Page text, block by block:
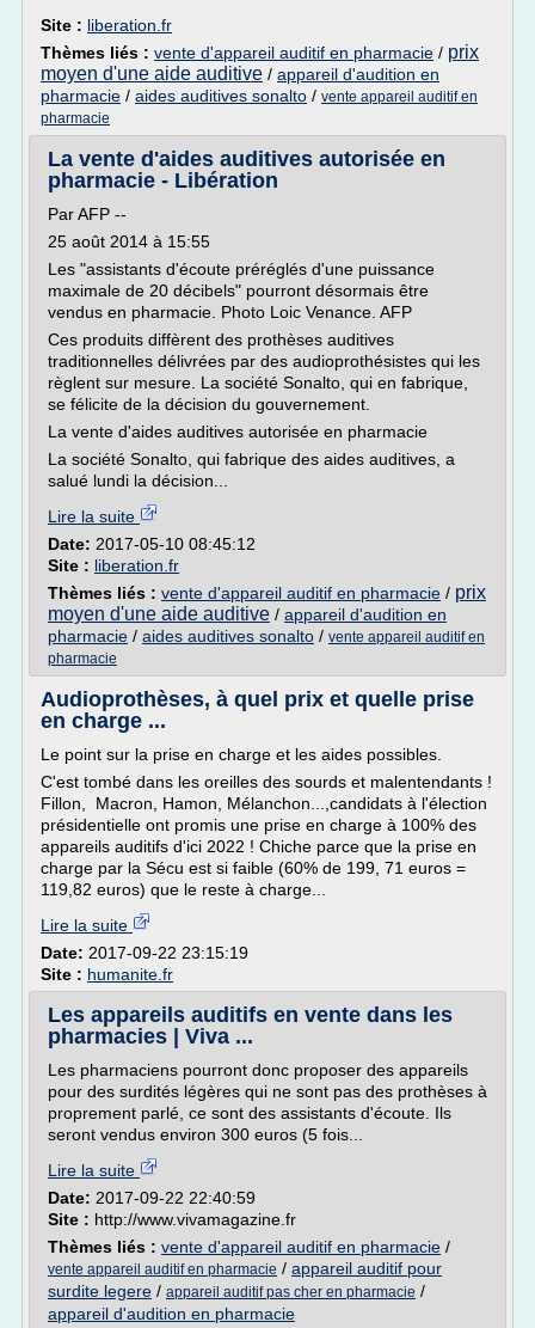
Site : liberation.fr
Thèmes liés : vente d'appareil auditif en pharmacie / prix
moyen d'une aide auditive / appareil d'audition en
pharmacie / aides auditives sonalto / vente appareil auditif en
pharmacie
La vente d'aides auditives autorisée en
pharmacie - Libération
Par AFP --
25 août 2014 à 15:55
Les "assistants d'écoute préréglés d'une puissance
maximale de 20 décibels" pourront désormais être
vendus en pharmacie. Photo Loic Venance. AFP
Ces produits diffèrent des prothèses auditives
traditionnelles délivrées par des audioprothésistes qui les
règlent sur mesure. La société Sonalto, qui en fabrique,
se félicite de la décision du gouvernement.
La vente d'aides auditives autorisée en pharmacie
La société Sonalto, qui fabrique des aides auditives, a
salué lundi la décision...
Lire la suite
Date: 2017-05-10 08:45:12
Site : liberation.fr
Thèmes liés : vente d'appareil auditif en pharmacie / prix
moyen d'une aide auditive / appareil d'audition en
pharmacie / aides auditives sonalto / vente appareil auditif en
pharmacie
Audioprothèses, à quel prix et quelle prise
en charge ...
Le point sur la prise en charge et les aides possibles.
C'est tombé dans les oreilles des sourds et malentendants !
Fillon, Macron, Hamon, Mélanchon...,candidats à l'élection
présidentielle ont promis une prise en charge à 100% des
appareils auditifs d'ici 2022 ! Chiche parce que la prise en
charge par la Sécu est si faible (60% de 199, 71 euros =
119,82 euros) que le reste à charge...
Lire la suite
Date: 2017-09-22 23:15:19
Site : humanite.fr
Les appareils auditifs en vente dans les
pharmacies | Viva ...
Les pharmaciens pourront donc proposer des appareils
pour des surdités légères qui ne sont pas des prothèses à
proprement parlé, ce sont des assistants d'écoute. Ils
seront vendus environ 300 euros (5 fois...
Lire la suite
Date: 2017-09-22 22:40:59
Site : http://www.vivamagazine.fr
Thèmes liés : vente d'appareil auditif en pharmacie /
vente appareil auditif en pharmacie / appareil auditif pour
surdite legere / appareil auditif pas cher en pharmacie /
appareil d'audition en pharmacie